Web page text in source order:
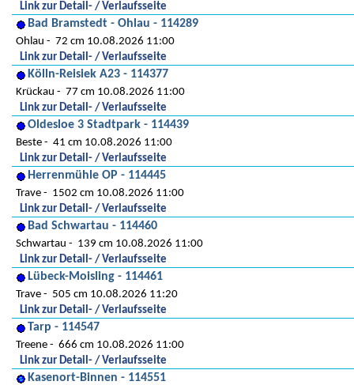
Link zur Detail- / Verlaufsseite
Bad Bramstedt - Ohlau - 114289
Ohlau
72 cm 10.08.2026 11:00
Link zur Detail- / Verlaufsseite
Kölln-Reisiek A23 - 114377
Krückau
77 cm 10.08.2026 11:00
Link zur Detail- / Verlaufsseite
Oldesloe 3 Stadtpark - 114439
Beste
41 cm 10.08.2026 11:00
Link zur Detail- / Verlaufsseite
Herrenmühle OP - 114445
Trave
1502 cm 10.08.2026 11:00
Link zur Detail- / Verlaufsseite
Bad Schwartau - 114460
Schwartau
139 cm 10.08.2026 11:00
Link zur Detail- / Verlaufsseite
Lübeck-Moisling - 114461
Trave
505 cm 10.08.2026 11:20
Link zur Detail- / Verlaufsseite
Tarp - 114547
Treene
666 cm 10.08.2026 11:00
Link zur Detail- / Verlaufsseite
Kasenort-Binnen - 114551